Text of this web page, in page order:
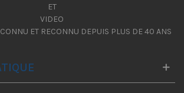
ET
VIDEO
ET RECONNU DEPUIS PLUS DE 40 ANS